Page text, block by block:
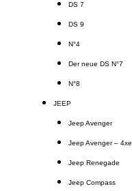
DS 7
DS 9
N°4
Der neue DS N°7
N°8
JEEP
Jeep Avenger
Jeep Avenger –
Jeep Renegade
Jeep Compass